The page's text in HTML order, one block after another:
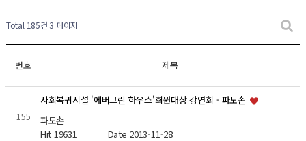
Total 185건 3 페이지
번호 제목
155
사회복귀시설 '에버그린 하우스'회원대상 강연회 - 파도손
파도손
Hit 19631 Date 2013-11-28